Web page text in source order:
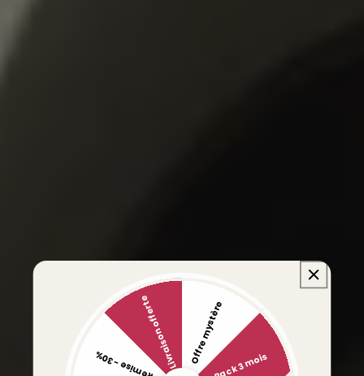
Offre mystère
Pack 3 mois
Remise -30%Livraison offerte